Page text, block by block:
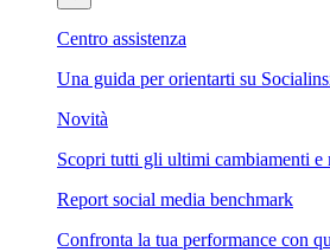
Centro assistenza
Una guida per orientarti su
Novità
Scopri tutti gli ultimi cambiamenti e
Report social media benchmark
Confronta la tua performance con